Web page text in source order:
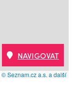
© Seznam.cz a.s. a další
NAVIGOVAT